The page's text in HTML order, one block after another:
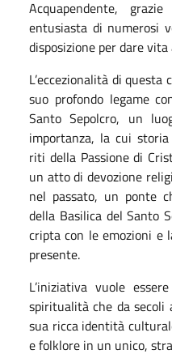
Acquapendente,
entusiasta di numerosi
disposizione per dare
L’eccezionalità di questa
suo profondo legame
Santo Sepolcro, un
importanza, la cui
riti della Passione di
un atto di devozione
nel passato, un ponte
della Basilica del Santo
cripta con le emozioni e
presente.
L’iniziativa vuole
spiritualità che da
sua ricca identità
e folklore in un unico,